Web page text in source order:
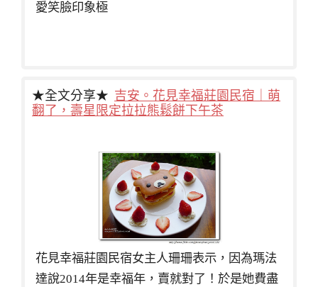
愛笑臉印象極
★全文分享★ 吉安。花見幸福莊園民宿｜萌
翻了，壽星限定拉拉熊鬆餅下午茶
花見幸福莊園民宿女主人珊珊表示，因為瑪法
達說2014年是幸福年，賣就對了！於是她費盡